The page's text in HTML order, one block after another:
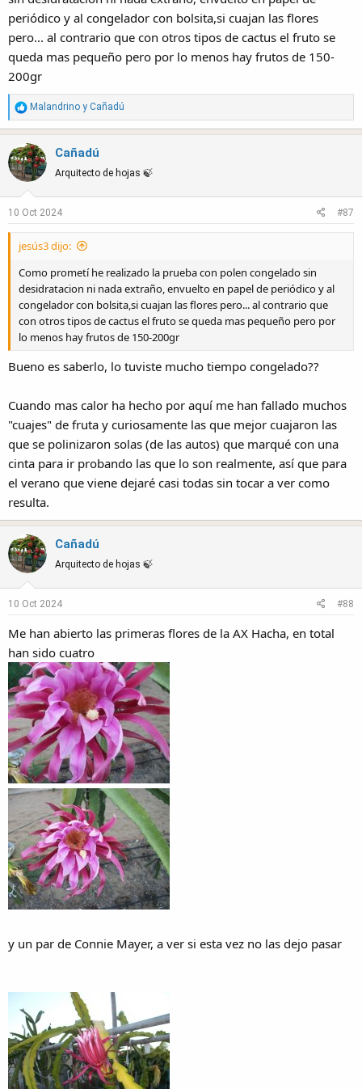
periódico y al congelador con bolsita,si cuajan las flores
pero... al contrario que con otros tipos de cactus el fruto se
queda mas pequeño pero por lo menos hay frutos de 150-
200gr
R
e
c
t
i
o
n
:
Malandrino y Cañadú
Cañadú
Arquitecto de hojas 🍃
10 Oct 2024 #87
jesús3 dijo:
Como prometí he realizado la prueba con polen congelado sin
desidratacion ni nada extraño, envuelto en papel de periódico y al
congelador con bolsita,si cuajan las flores pero... al contrario que
con otros tipos de cactus el fruto se queda mas pequeño pero por
lo menos hay frutos de 150-200gr
Bueno es saberlo, lo tuviste mucho tiempo congelado??
Cuando mas calor ha hecho por aquí me han fallado muchos
"cuajes" de fruta y curiosamente las que mejor cuajaron las
que se polinizaron solas (de las autos) que marqué con una
cinta para ir probando las que lo son realmente, así que para
el verano que viene dejaré casi todas sin tocar a ver como
resulta.
Cañadú
Arquitecto de hojas 🍃
10 Oct 2024 #88
Me han abierto las primeras flores de la AX Hacha, en total
han sido cuatro
y un par de Connie Mayer, a ver si esta vez no las dejo pasar